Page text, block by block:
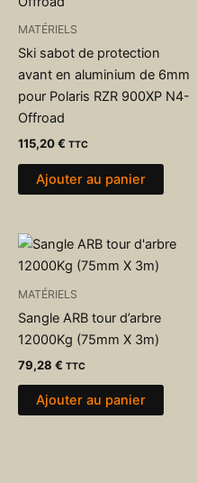
MATÉRIELS
Ski sabot de protection
avant en aluminium de 6mm
pour Polaris RZR 900XP N4-
Offroad
115,20€ TTC
Ajouter au panier
MATÉRIELS
Sangle ARB tour d’arbre
12000Kg (75mm X 3m)
79,28 € TTC
Ajouter au panier